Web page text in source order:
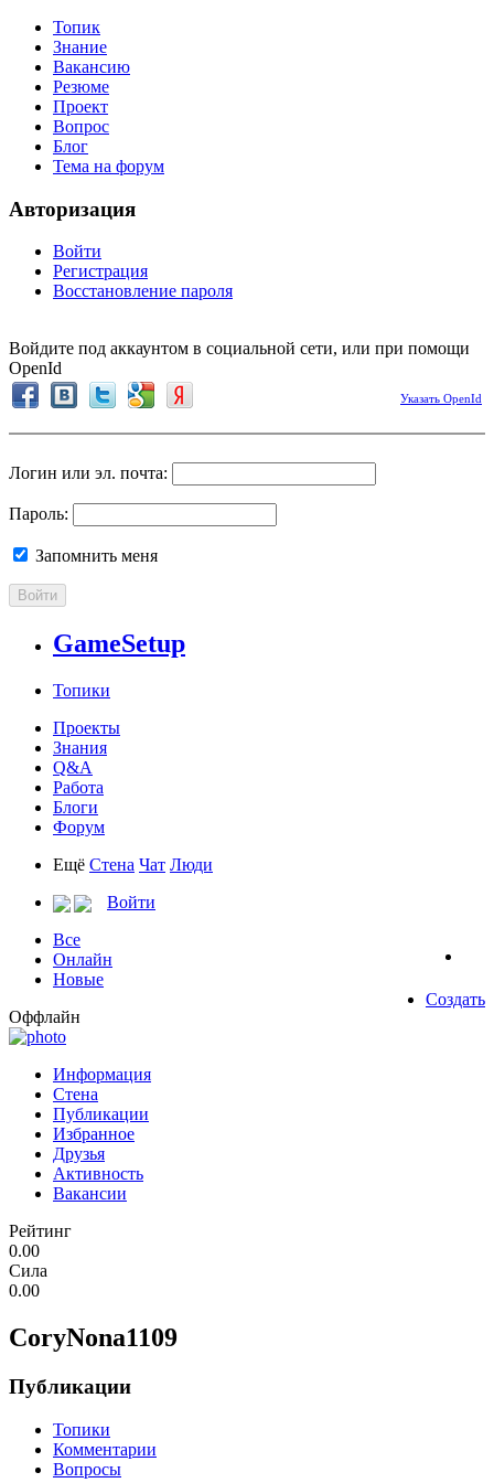
Топик
Знание
Вакансию
Резюме
Проект
Вопрос
Блог
Тема на форум
Авторизация
Войти
Регистрация
Восстановление пароля
Войдите под аккаунтом в социальной сети, или при помощи
OpenId
Указать OpenId
Логин или эл. почта:
Пароль:
Запомнить меня
Войти
GameSetup
Топики
Проекты
Знания
Q&A
Работа
Блоги
Форум
Ещё Стена Чат Люди
Войти
Все
Онлайн
Новые
Создать
Оффлайн
Информация
Стена
Публикации
Избранное
Друзья
Активность
Вакансии
Рейтинг
0.00
Сила
0.00
CoryNona1109
Публикации
Топики
Комментарии
Вопросы